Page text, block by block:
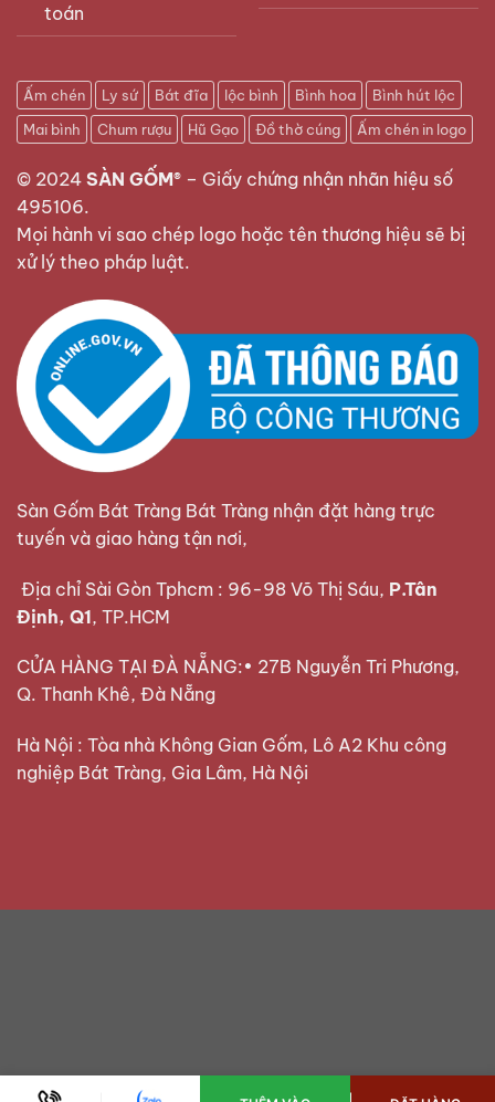
toán
Ấm chén Ly sứ Bát đĩa lộc bình Bình hoa
Bình hút lộc
Mai bình
Chum rượu Hũ Gạo Đồ thờ cúng Ấm chén in logo
© 2024 SÀN GỐM® – Giấy chứng nhận nhãn hiệu số
495106.
Mọi hành vi sao chép logo hoặc tên thương hiệu sẽ bị
xử lý theo pháp luật.
Sàn Gốm Bát Tràng Bát Tràng nhận đặt hàng trực
tuyến và giao hàng tận nơi,
Địa chỉ Sài Gòn Tphcm : 96-98 Võ Thị Sáu, P.Tân
Định, Q1, TP.HCM
CỬA HÀNG TẠI ĐÀ NẴNG:• 27B Nguyễn Tri Phương,
Q. Thanh Khê, Đà Nẵng
Hà Nội : Tòa nhà Không Gian Gốm, Lô A2 Khu công
nghiệp Bát Tràng, Gia Lâm, Hà Nội